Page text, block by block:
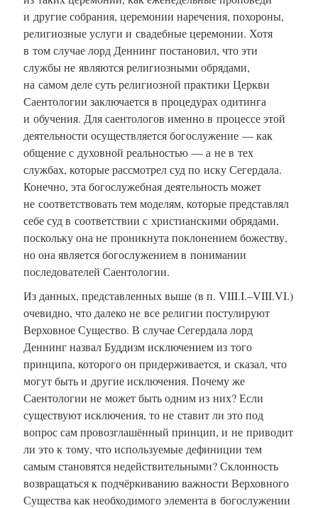
и другие собрания, церемонии наречения, похороны,
религиозные услуги и свадебные церемонии. Хотя
в том случае лорд Деннинг постановил, что эти
службы не являются религиозными обрядами,
на самом деле суть религиозной практики Церкви
Саентологии заключается в процедурах одитинга
и обучения. Для саентологов именно в процессе этой
деятельности осуществляется богослужение — как
общение с духовной реальностью — а не в тех
службах, которые рассмотрел суд по иску Сегердала.
Конечно, эта богослужебная деятельность может
не соответствовать тем моделям, которые представлял
себе суд в соответствии с христианскими обрядами,
поскольку она не проникнута поклонением божеству,
но она является богослужением в понимании
последователей Саентологии.
Из данных, представленных выше (в п. VIII.I.–VIII.VI.)
очевидно, что далеко не все религии постулируют
Верховное Существо. В случае Сегердала лорд
Деннинг назвал Буддизм исключением из того
принципа, которого он придерживается, и сказал, что
могут быть и другие исключения. Почему же
Саентологии не может быть одним из них? Если
существуют исключения, то не ставит ли это под
вопрос сам провозглашённый принцип, и не приводит
ли это к тому, что используемые дефиниции тем
самым становятся недействительными? Склонность
возвращаться к подчёркиванию важности Верховного
Существа как необходимого элемента в богослужении